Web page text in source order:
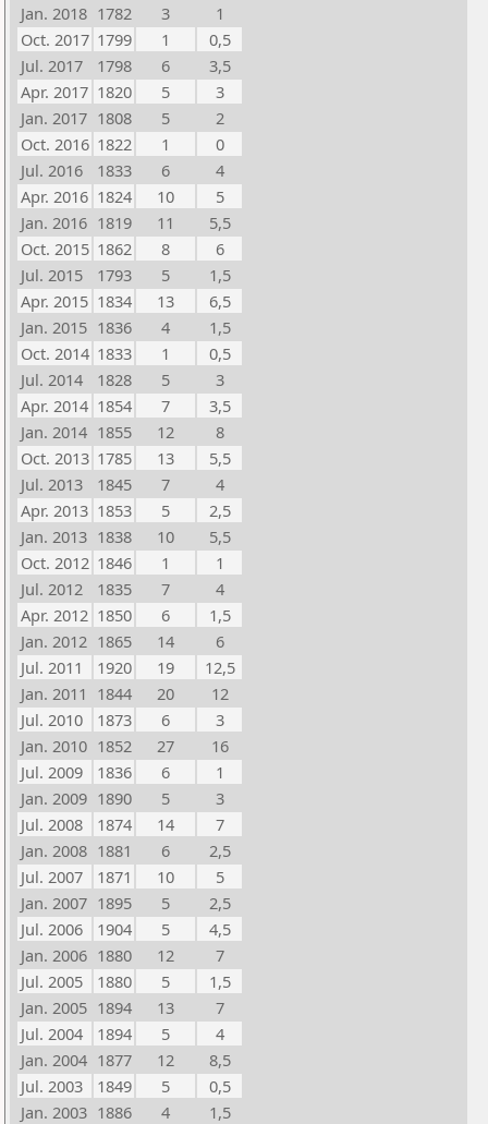
Jan. 2018 1782 3
1
Oct. 2017 1799 1
0,5
Jul. 2017
1798 6
3,5
Apr. 2017 1820 5
3
Jan. 2017 1808 5
2
Oct. 2016 1822 1
0
Jul. 2016
1833 6
4
Apr. 2016 1824 10
5
Jan. 2016 1819 11
5,5
Oct. 2015 1862 8
6
Jul. 2015
1793 5
1,5
Apr. 2015 1834 13
6,5
Jan. 2015 1836 4
1,5
Oct. 2014 1833 1
0,5
Jul. 2014
1828 5
3
Apr. 2014 1854 7
3,5
Jan. 2014 1855 12
8
Oct. 2013 1785 13
5,5
Jul. 2013
1845 7
4
Apr. 2013 1853 5
2,5
Jan. 2013 1838 10
5,5
Oct. 2012 1846 1
1
Jul. 2012
1835 7
4
Apr. 2012 1850 6
1,5
Jan. 2012 1865 14
6
Jul. 2011
1920 19
12,5
Jan. 2011 1844 20
12
Jul. 2010
1873 6
3
Jan. 2010 1852 27
16
Jul. 2009
1836 6
1
Jan. 2009 1890 5
3
Jul. 2008
1874 14
7
Jan. 2008 1881 6
2,5
Jul. 2007
1871 10
5
Jan. 2007 1895 5
2,5
Jul. 2006
1904 5
4,5
Jan. 2006 1880 12
7
Jul. 2005
1880 5
1,5
Jan. 2005 1894 13
7
Jul. 2004
1894 5
4
Jan. 2004 1877 12
8,5
Jul. 2003
1849 5
0,5
Jan. 2003 1886 4
1,5